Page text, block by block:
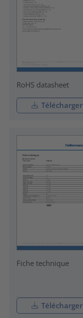
RoHS datasheet
Télécharger
Fiche technique
Télécharger